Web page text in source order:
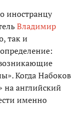
иностранцу
Владимир
так и
определение:
Когда Набоков
на английский
именно